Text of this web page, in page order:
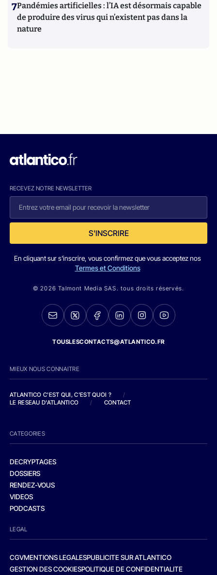
7Pandémies artificielles : l’IA est désormais capable
de produire des virus qui n’existent pas dans la
nature
RECEVEZ NOTRE NEWSLETTER
S'INSCRIRE
En cliquant sur s'inscrire, vous confirmez que vous acceptez nos
Termes et Conditions
© 2026 Talmont Media SAS. tous droits réservés.
TOUSLESCONTACTS@ATLANTICO.FR
MIEUX NOUS CONNAITRE
ATLANTICO C'EST QUI, C'EST QUOI ?
/
LE RESEAU D'ATLANTICO
/ CONTACT
CATEGORIES
DECRYPTAGES
DOSSIERS
RENDEZ-VOUS
VIDEOS
PODCASTS
LEGAL
CGVMENTIONS LEGALESPUBLICITE SUR ATLANTICO
GESTION DES COOKIESPOLITIQUE DE CONFIDENTIALITE